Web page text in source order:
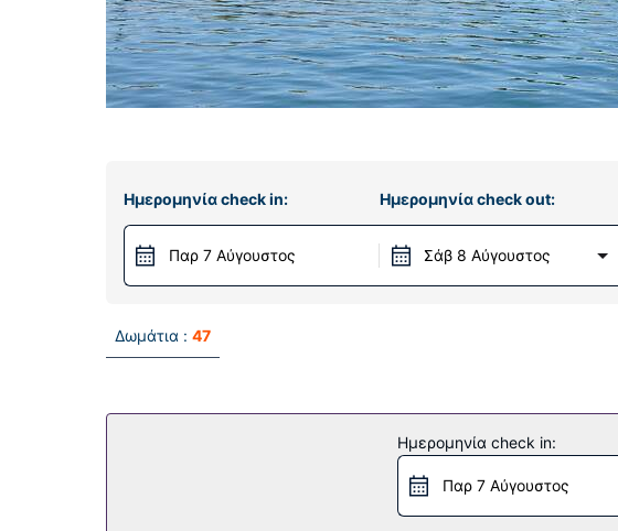
Ημερομηνία check in:
Παρ 7 Αύγουστος
Ημερομηνία check out:
Σάβ 8 Αύγουστος
Δωμάτια : 47
Ημερομηνία check in:
Παρ 7 Αύγουστος